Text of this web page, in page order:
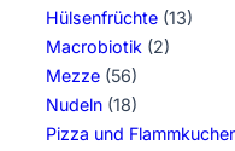
Hülsenfrüchte (13)
Macrobiotik (2)
Mezze (56)
Nudeln (18)
Pizza und